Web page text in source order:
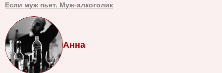
Если муж пьет. Муж-алкоголик
Анна